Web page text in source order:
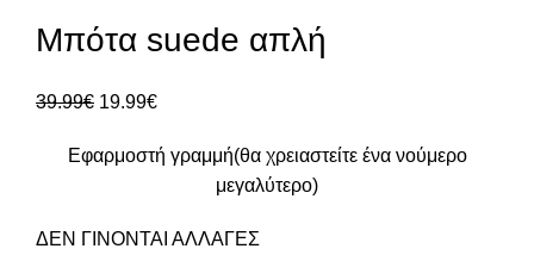
Μπότα suede απλή
39.99€ 19.99€
Εφαρμοστή γραμμή(θα χρειαστείτε ένα νούμερο
μεγαλύτερο)
ΔΕΝ ΓΙΝΟΝΤΑΙ ΑΛΛΑΓΕΣ